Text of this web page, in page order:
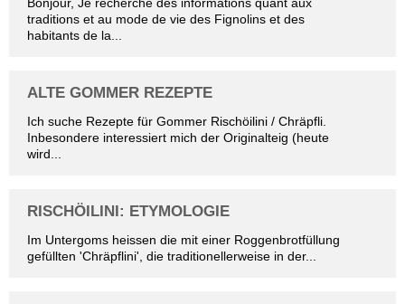
traditions et au mode de vie des Fignolins et des
habitants de la...
ALTE GOMMER REZEPTE
Ich suche Rezepte für Gommer Rischöilini / Chräpfli.
Inbesondere interessiert mich der Originalteig (heute
wird...
RISCHÖILINI: ETYMOLOGIE
Im Untergoms heissen die mit einer Roggenbrotfüllung
gefüllten 'Chräpflini', die traditionellerweise in der...